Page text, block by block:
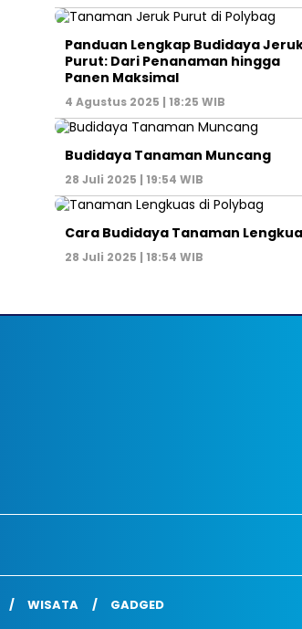
Panduan Lengkap Budidaya
Purut: Dari Penanaman hingga
Panen Maksimal
4 Agustus 2025 | 18:25 WIB
Budidaya Tanaman Muncang
28 Juli 2025 | 19:54 WIB
Cara Budidaya Tanaman
28 Juli 2025 | 18:54 WIB
WISATA GADGED